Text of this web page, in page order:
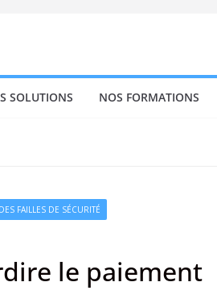
SOLUTIONS NOS FORMATIONS
FAILLES DE SÉCURITÉ
le paiement